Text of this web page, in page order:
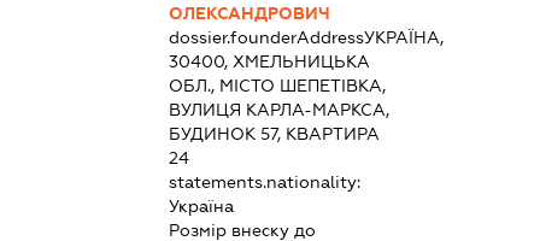
ОЛЕКСАНДРОВИЧ
dossier.founderAddressУКРАЇНА,
30400, ХМЕЛЬНИЦЬКА
ОБЛ., МІСТО ШЕПЕТІВКА,
ВУЛИЦЯ КАРЛА-МАРКСА,
БУДИНОК 57, КВАРТИРА
24
statements.nationality:
Україна
Розмір внеску до